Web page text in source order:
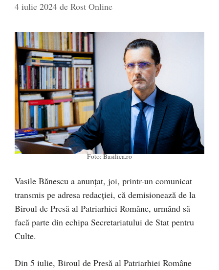
4 iulie 2024 de Rost Online
Foto: Basilica.ro
Vasile Bănescu a anunțat, joi, printr-un comunicat
transmis pe adresa redacției, că demisionează de la
Biroul de Presă al Patriarhiei Române, urmând să
facă parte din echipa Secretariatului de Stat pentru
Culte.
Din 5 iulie, Biroul de Presă al Patriarhiei Române